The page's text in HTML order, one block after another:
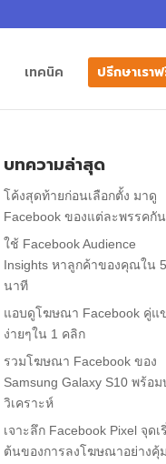
เทคนิค ปรึกษาเรา
บทความล่าสุด
โค้งสุดท้ายก่อนเลือกตั้ง มาดู
Facebook ของแต่ละพรรคกัน
ใช้ Facebook Audience
Insights หาลูกค้าของคุณใน 5
นาที
แอบดูโฆษณา Facebook คู่แ
ง่ายๆใน 1 คลิก
รวมโฆษณา Facebook ของ
Samsung Galaxy S10 พร้อ
วิเคราะห์
เจาะลึก Facebook Pixel จุดเ
ต้นของการลงโฆษณาอย่างคุ้ม